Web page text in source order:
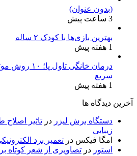
(بدون عنوان)
3 ساعت پیش
بهترین بازی‌ها با کودک ۲ ساله
1 هفته پیش
درمان خانگی
سریع
1 هفته پیش
آخرین دیدگاه ها
دستگاه برش لیزر در تاثیر اصلاح
زیبایی
امگا فیکس در تعمیر برد
استور در تصاویری از شعر کوتاه